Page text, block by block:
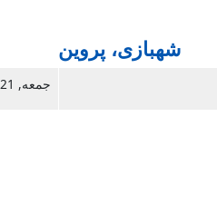
شهبازی، پروین
جمعه, 05.02.2021 - 22:49